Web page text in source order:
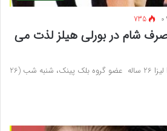
۰ 735
صرف شام در بورلی هیلز لذت می
لیزا یک شب سرگرم کننده دارد! لیزا 26 ساله عضو گروه بلک پینک، شنبه شب (26